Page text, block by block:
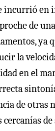
incurrió
de
ya
la
en el
de otras